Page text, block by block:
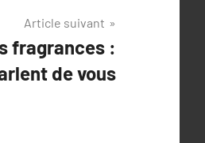
Article suivant
fragrances :
de vous